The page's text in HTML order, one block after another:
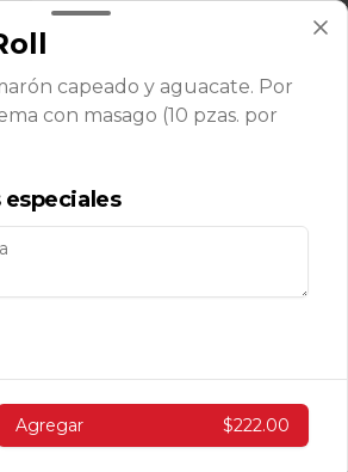
Temaki Roca
Avocado Cucumber Roll
$139.00
capeado y aguacate. Por
con masago (10 pzas. por
Agregar $222.00